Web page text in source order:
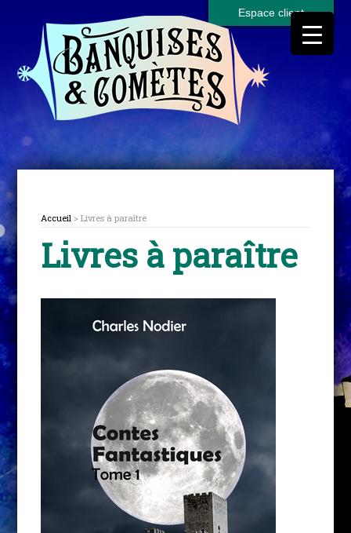
Espace client
Accueil > Livres à paraître
Livres à paraître